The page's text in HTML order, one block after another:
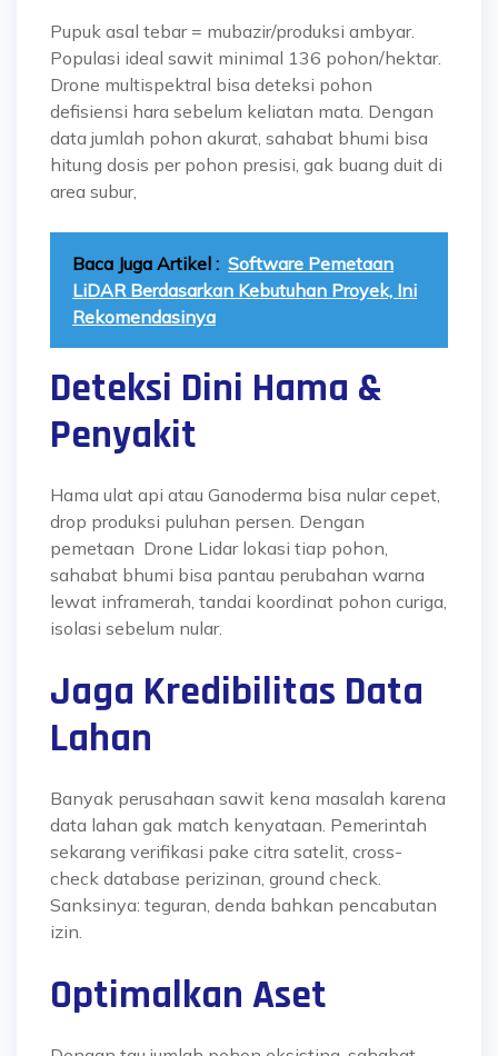
Pupuk asal tebar = mubazir/produksi ambyar.
Populasi ideal sawit minimal 136 pohon/hektar.
Drone multispektral bisa deteksi pohon
defisiensi hara sebelum keliatan mata. Dengan
data jumlah pohon akurat, sahabat bhumi bisa
hitung dosis per pohon presisi, gak buang duit di
area subur,
Baca Juga Artikel : Software Pemetaan
LiDAR Berdasarkan Kebutuhan Proyek, Ini
Rekomendasinya
Deteksi Dini Hama &
Penyakit
Hama ulat api atau Ganoderma bisa nular cepet,
drop produksi puluhan persen. Dengan
pemetaan Drone Lidar lokasi tiap pohon,
sahabat bhumi bisa pantau perubahan warna
lewat inframerah, tandai koordinat pohon curiga,
isolasi sebelum nular.
Jaga Kredibilitas Data
Lahan
Banyak perusahaan sawit kena masalah karena
data lahan gak match kenyataan. Pemerintah
sekarang verifikasi pake citra satelit, cross-
check database perizinan, ground check.
Sanksinya: teguran, denda bahkan pencabutan
izin.
Optimalkan Aset